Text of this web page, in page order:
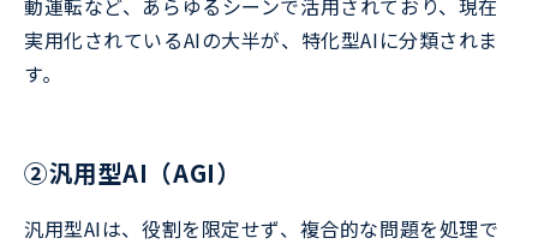
実用化されているAIの大半が、特化型AIに分類されま
す。
②汎用型AI（AGI）
汎用型AIは、役割を限定せず、複合的な問題を処理で